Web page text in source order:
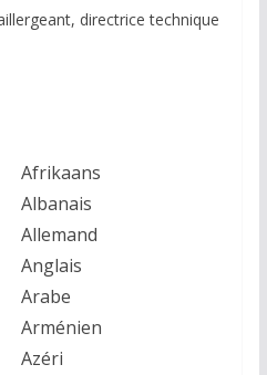
directrice technique
Afrikaans
Albanais
Allemand
Anglais
Arabe
Arménien
Azéri